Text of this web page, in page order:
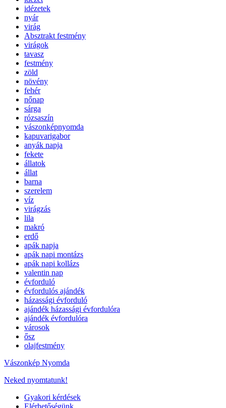
idézetek
nyár
virág
Absztrakt festmény
virágok
tavasz
festmény
zöld
növény
fehér
nőnap
sárga
rózsaszín
vászonképnyomda
kapuvarigabor
anyák napja
fekete
állatok
állat
barna
szerelem
víz
virágzás
lila
makró
erdő
apák napja
apák napi montázs
apák napi kollázs
valentin nap
évforduló
évfordulós ajándék
házassági évforduló
ajándék házassági évfordulóra
ajándék évfordulóra
városok
ősz
olajfestmény
Vászonkép Nyomda
Neked nyomtatunk!
Gyakori kérdések